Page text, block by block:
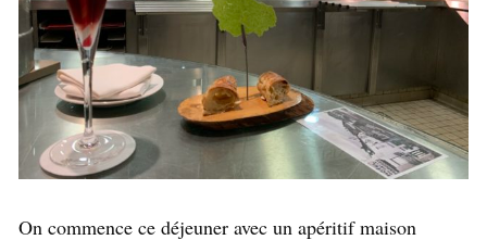
On commence ce déjeuner avec un apéritif maison